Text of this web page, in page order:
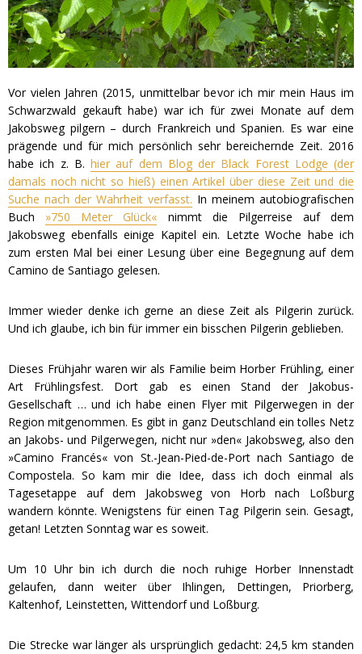
Vor vielen Jahren (2015, unmittelbar bevor ich mir mein Haus im
Schwarzwald gekauft habe) war ich für zwei Monate auf dem
Jakobsweg pilgern – durch Frankreich und Spanien. Es war eine
prägende und für mich persönlich sehr bereichernde Zeit. 2016
habe ich z. B. hier auf dem Blog der Black Forest Lodge (der
damals noch nicht so hieß) einen Artikel über diese Zeit und die
Suche nach der Wahrheit verfasst. In meinem autobiografischen
Buch »750 Meter Glück« nimmt die Pilgerreise auf dem
Jakobsweg ebenfalls einige Kapitel ein. Letzte Woche habe ich
zum ersten Mal bei einer Lesung über eine Begegnung auf dem
Camino de Santiago gelesen.
Immer wieder denke ich gerne an diese Zeit als Pilgerin zurück.
Und ich glaube, ich bin für immer ein bisschen Pilgerin geblieben.
Dieses Frühjahr waren wir als Familie beim Horber Frühling, einer
Art Frühlingsfest. Dort gab es einen Stand der Jakobus-
Gesellschaft … und ich habe einen Flyer mit Pilgerwegen in der
Region mitgenommen. Es gibt in ganz Deutschland ein tolles Netz
an Jakobs- und Pilgerwegen, nicht nur »den« Jakobsweg, also den
»Camino Francés« von St.-Jean-Pied-de-Port nach Santiago de
Compostela. So kam mir die Idee, dass ich doch einmal als
Tagesetappe auf dem Jakobsweg von Horb nach Loßburg
wandern könnte. Wenigstens für einen Tag Pilgerin sein. Gesagt,
getan! Letzten Sonntag war es soweit.
Um 10 Uhr bin ich durch die noch ruhige Horber Innenstadt
gelaufen, dann weiter über Ihlingen, Dettingen, Priorberg,
Kaltenhof, Leinstetten, Wittendorf und Loßburg.
Die Strecke war länger als ursprünglich gedacht: 24,5 km standen